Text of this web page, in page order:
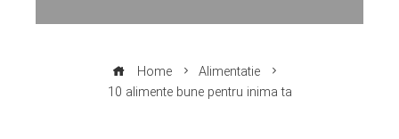
Home
Alimentatie
10 alimente bune pentru inima ta